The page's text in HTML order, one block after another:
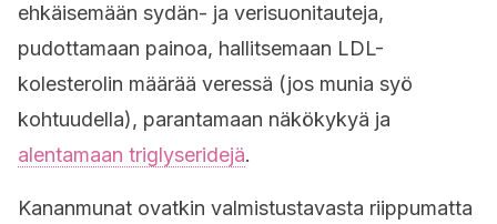
ehkäisemään sydän- ja verisuonitauteja,
pudottamaan painoa, hallitsemaan LDL-
kolesterolin määrää veressä (jos munia syö
kohtuudella), parantamaan näkökykyä ja
alentamaan triglyseridejä.
Kananmunat ovatkin valmistustavasta riippumatta